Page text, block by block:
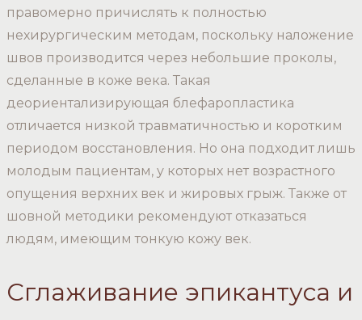
правомерно причислять к полностью
нехирургическим методам, поскольку наложение
швов производится через небольшие проколы,
сделанные в коже века. Такая
деориентализирующая блефаропластика
отличается низкой травматичностью и коротким
периодом восстановления. Но она подходит лишь
молодым пациентам, у которых нет возрастного
опущения верхних век и жировых грыж. Также от
шовной методики рекомендуют отказаться
людям, имеющим тонкую кожу век.
Сглаживание эпикантуса и